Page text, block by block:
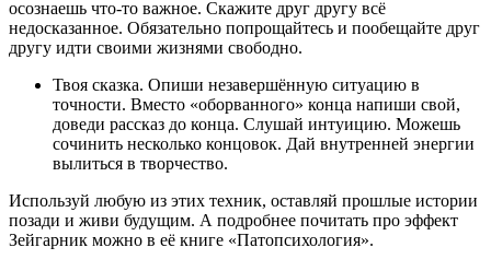
осознаешь что-то важное. Скажите друг другу всё
недосказанное. Обязательно попрощайтесь и пообещайте друг
другу идти своими жизнями свободно.
Твоя сказка. Опиши незавершённую ситуацию в
точности. Вместо «оборванного» конца напиши свой,
доведи рассказ до конца. Слушай интуицию. Можешь
сочинить несколько концовок. Дай внутренней энергии
вылиться в творчество.
Используй любую из этих техник, оставляй прошлые истории
позади и живи будущим. А подробнее почитать про эффект
Зейгарник можно в её книге «Патопсихология».